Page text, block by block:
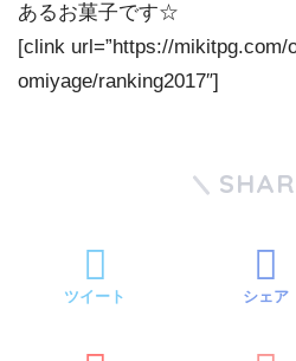
あるお菓子です☆
[clink url=”https://
omiyage/ranking2017″]
ツイート シェア